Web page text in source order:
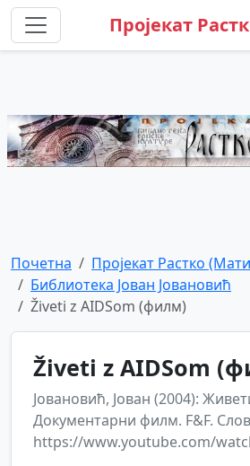
Пројекат
Почетна
Пројекат Растко
Библиотека Јован Јовановић
Živeti z AIDSom (филм)
Živeti z AIDSom
Јовановић, Јован (2004):
Документарни филм. F&F.
https://www.youtube.com/